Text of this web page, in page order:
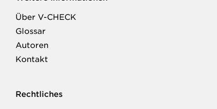
Über V-CHECK
Glossar
Autoren
Kontakt
Rechtliches